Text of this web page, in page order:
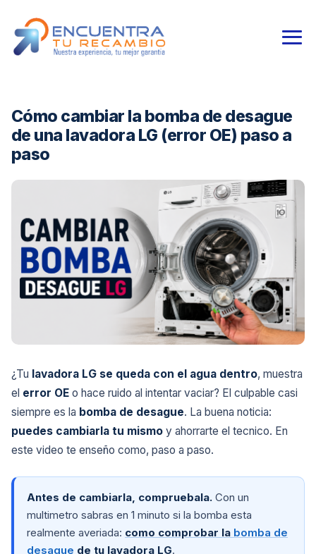
Cómo cambiar la bomba de desague
de una lavadora LG (error OE) paso a
paso
¿Tu lavadora LG se queda con el agua dentro, muestra
el error OE o hace ruido al intentar vaciar? El culpable casi
siempre es la bomba de desague. La buena noticia:
puedes cambiarla tu mismo y ahorrarte el tecnico. En
este video te enseño como, paso a paso.
Antes de cambiarla, compruebala. Con un
multimetro sabras en 1 minuto si la bomba esta
realmente averiada: como comprobar la bomba de
desague de tu lavadora LG.